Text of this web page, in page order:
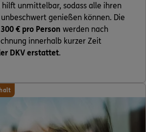
unmittelbar, sodass alle ihren
genießen können. Die
€ pro Person werden nach
innerhalb kurzer Zeit
DKV erstattet.